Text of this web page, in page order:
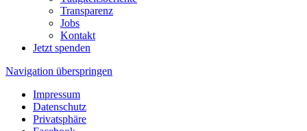
Transparenz
Jobs
Kontakt
Jetzt spenden
Navigation überspringen
Impressum
Datenschutz
Privatsphäre